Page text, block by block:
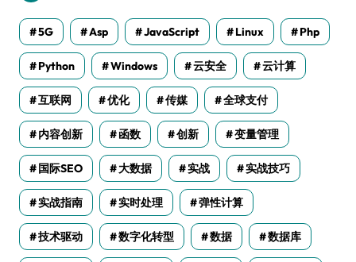
5G Asp JavaScript Linux Php
Python Windows 云安全 云计算
互联网 优化 传媒 全球支付
内容创新 函数 创新 变量管理
国际SEO 大数据 实战 实战技巧
实战指南 实时处理 弹性计算
技术驱动 数字化转型 数据 数据库